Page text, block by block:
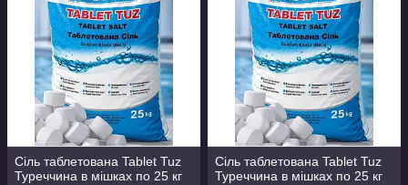
Сіль таблетована Tablet Tuz
Туреччина в мішках по 25 кг
Сіль таблетована Tablet Tuz
Туреччина в мішках по 25 кг